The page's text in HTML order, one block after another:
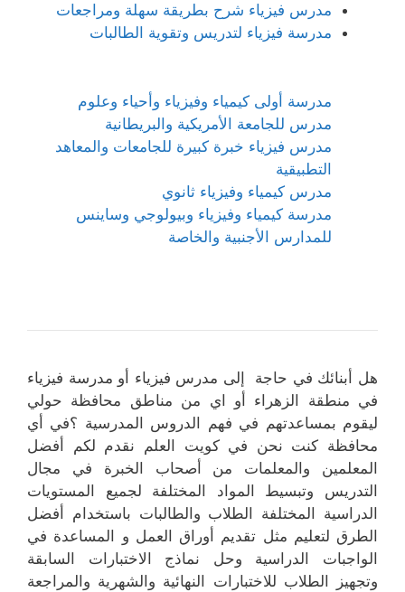
مدرس فيزياء شرح بطريقة سهلة ومراجعات
مدرسة فيزياء لتدريس وتقوية الطالبات
مدرسة أولى كيمياء وفيزياء وأحياء وعلوم
مدرس للجامعة الأمريكية والبريطانية
مدرس فيزياء خبرة كبيرة للجامعات والمعاهد
التطبيقية
مدرس كيمياء وفيزياء ثانوي
مدرسة كيمياء وفيزياء وبيولوجي وساينس
للمدارس الأجنبية والخاصة
هل أبنائك في حاجة إلى مدرس فيزياء أو مدرسة فيزياء
في منطقة الزهراء أو اي من مناطق محافظة حولي
ليقوم بمساعدتهم في فهم الدروس المدرسية ؟في أي
محافظة كنت نحن في كويت العلم نقدم لكم أفضل
المعلمين والمعلمات من أصحاب الخبرة في مجال
التدريس وتبسيط المواد المختلفة لجميع المستويات
الدراسية المختلفة الطلاب والطالبات باستخدام أفضل
الطرق لتعليم مثل تقديم أوراق العمل و المساعدة في
الواجبات الدراسية وحل نماذج الاختبارات السابقة
وتجهيز الطلاب للاختبارات النهائية والشهرية والمراجعة